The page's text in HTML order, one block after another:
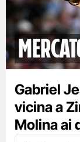
Gabriel
vicina a
Molina ai